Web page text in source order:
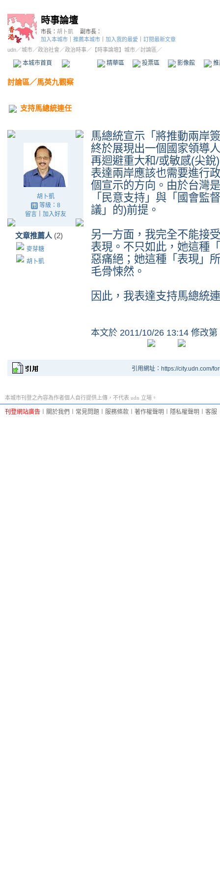
時事論壇
市長： 胡卜凱
副市長：
加入本城市
推薦本城市 加入我的最愛
訂閱最新文章
udn／城市／政治社會 ／政治時事／ 【時事論壇】城市／討論區／
本城市首頁 精華區 投票區 影像館
討論區／馬英九觀察
支持馬總統連任
胡卜凱
等級：8
留言｜ 加入好友
文章推薦人 (2)
麥芽糖
胡卜凱
馬總統宣示「將推動兩岸
終於展現出一個國家領導
再迴避重大和/或敏感(尖
表達兩岸應該也需要進行
個宣示的方向。由於台灣
「民意支持」與「國會監
議」的)前提。
另一方面，我完全不能接
表現。不只如此，她這種
惡痛絕；她這種「表現」
毛骨悚然。
因此，我表達支持馬總統
本文於 2011/10/26 13:14 修改第
引用網址：https://city.udn.com/
本城市刊登之內容為作者個人自行提供上傳，不代表 udn 立場。
刊登網站廣告 關於我們 常見問題 服務條款 著作權聲明 隱私權聲明 客服